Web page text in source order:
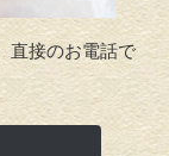
直接のお電話で